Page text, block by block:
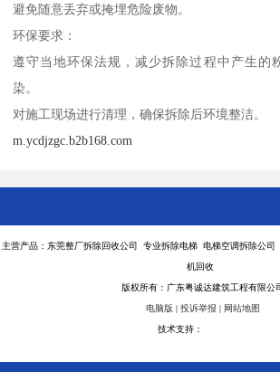
避免随意丢弃或掩埋危险废物。
环保要求：
遵守当地环保法规，减少拆除过程中产生的
染。
对施工现场进行清理，确保拆除后环境整洁。
m.ycdjzgc.b2b168.com
主营产品：东莞整厂拆除回收公司 专业拆除电梯 电梯空调拆除公
机回收
版权所有：广东粤诚达建筑工程有限公
电脑版 | 投诉举报 | 网站地图
技术支持：